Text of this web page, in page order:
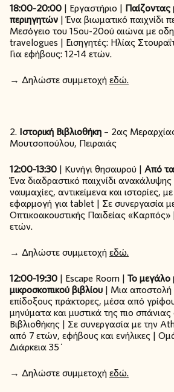
18:00-20:00 | Εργαστήριο | Παίζοντας
περιηγητών | Ένα βιωματικό παιχνίδι
Μεσόγειο του 15ου-20ού αιώνα με
travelogues | Εισηγητές: Ηλίας
Για εφήβους: 12-14 ετών.
→ Δηλώστε συμμετοχήεδώ.
2. Ιστορική Βιβλιοθήκη – 2ας
Μουτσοπούλου, Πειραιάς
12:00-13:30 | Κυνήγι θησαυρού | Από
Ένα διαδραστικό παιχνίδι ανακάλυψης
ναυμαχίες, αντικείμενα και ιστορίες,
εφαρμογή για tablet | Σε συνεργασία
Οπτικοακουστικής Παιδείας «Καρπός»
ετών.
→ Δηλώστε συμμετοχήεδώ.
12:00-19:30 | Escape Room | Το μεγάλο
μικροσκοπικού βιβλίου | Μια αποστολή
επίδοξους πράκτορες, μέσα από
μηνύματα και μυστικά της πιο
Βιβλιοθήκης | Σε συνεργασία με την
από 7 ετών, εφήβους και ενήλικες |
Διάρκεια 35΄
→ Δηλώστε συμμετοχήεδώ.